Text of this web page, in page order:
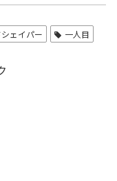
ェイパー 一人目